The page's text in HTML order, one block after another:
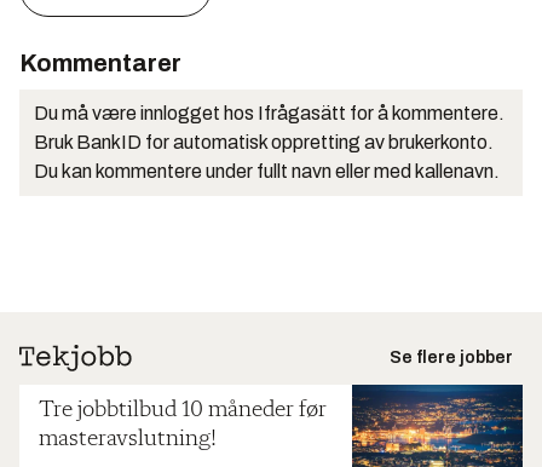
Kommentarer
Du må være innlogget hos Ifrågasätt for å kommentere.
Bruk BankID for automatisk oppretting av brukerkonto.
Du kan kommentere under fullt navn eller med kallenavn.
Se flere jobber
Tre jobbtilbud 10 måneder før
masteravslutning!